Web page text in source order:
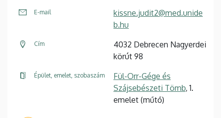
E-mail
kissne.judit2@med.unide
b.hu
Cím
4032 Debrecen Nagyerdei
körút 98
Épület, emelet, szobaszám
Fül-Orr-Gége és
Szájsebészeti Tömb, 1.
emelet (műtő)